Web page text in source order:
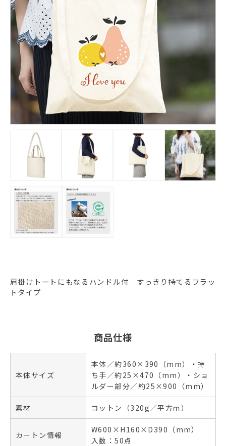
肩掛けトートにもなるハンドル付 すっきり持てるフラッ
トタイプ
商品仕様
本体サイズ
本体／約360×390（mm）・持
ち手／約25×470（mm）・ショ
ルダー部分／約25×900（mm）
素材 コットン（320g／平方ｍ）
カートン情報
W600×H160×D390（mm）
入数：50点